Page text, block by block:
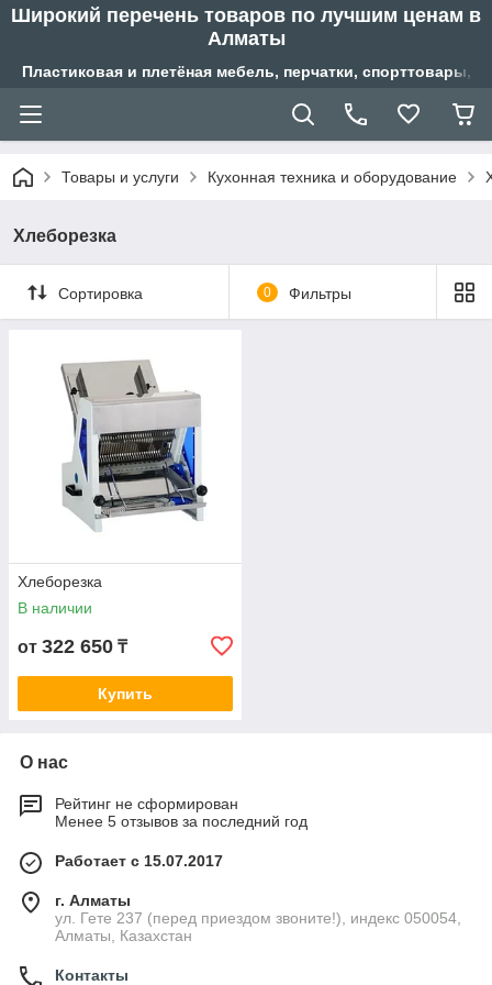
Широкий перечень товаров по лучшим ценам в
Алматы
Пластиковая и плетёная мебель, перчатки,
Товары и услуги Кухонная техника и оборудование
Хлеборезка
Сортировка 0 Фильтры
Хлеборезка
В наличии
от 322 650 ₸
Купить
О нас
Рейтинг не сформирован
Менее 5 отзывов за последний год
Работает с 15.07.2017
г. Алматы
ул. Гете 237 (перед приездом звоните!), индекс 050054,
Алматы, Казахстан
Контакты